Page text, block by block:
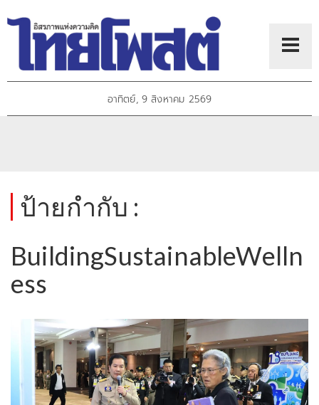
อาทิตย์, 9 สิงหาคม 2569
ป้ายกำกับ :
BuildingSustainableWelln
ess